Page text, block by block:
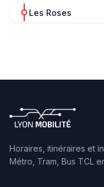
Les Roses
Rue Pollet (Lycée)
Collège Jean
Horaires, itinéraires et
Métro, Tram, Bus TCL